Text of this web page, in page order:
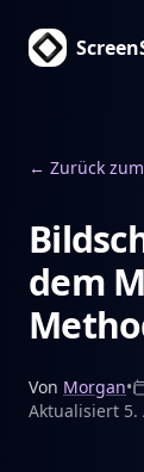
← Zurück
dem
Von Morgan•
Aktualisiert 5.